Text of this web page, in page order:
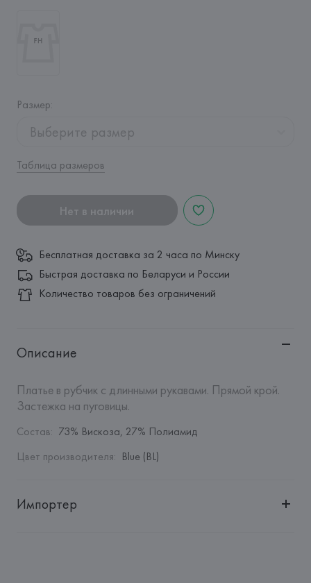
Размер:
Выберите размер
Таблица размеров
Нет в наличии
Бесплатная доставка за 2 часа по Минску
Быстрая доставка по Беларуси и России
Количество товаров без ограничений
Описание
Платье в рубчик с длинными рукавами. Прямой крой.
Застежка на пуговицы.
Состав: 73% Вискоза, 27% Полиамид
Цвет производителя: Blue (BL)
Импортер